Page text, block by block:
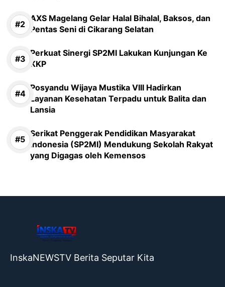
AXS Magelang Gelar Halal Bihalal, Baksos, dan
Pentas Seni di Cikarang Selatan
Perkuat Sinergi SP2MI Lakukan Kunjungan Ke
KKP
Posyandu Wijaya Mustika VIII Hadirkan
Layanan Kesehatan Terpadu untuk Balita dan
Lansia
Serikat Penggerak Pendidikan Masyarakat
Indonesia (SP2MI) Mendukung Sekolah Rakyat
yang Digagas oleh Kemensos
InskaNEWSTV Berita Seputar Kita